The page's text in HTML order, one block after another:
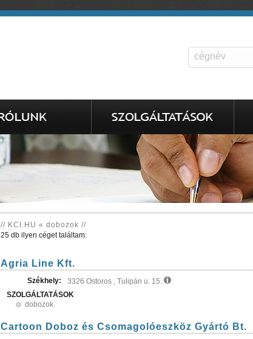
// KCI.HU « dobozok //
25 db ilyen céget találtam:
Agria Line Kft.
Székhely:
3326 Ostoros , Tulipán u. 15.
SZOLGÁLTATÁSOK
dobozok
Cartoon Doboz és Csomagolóeszköz Gyártó Bt.